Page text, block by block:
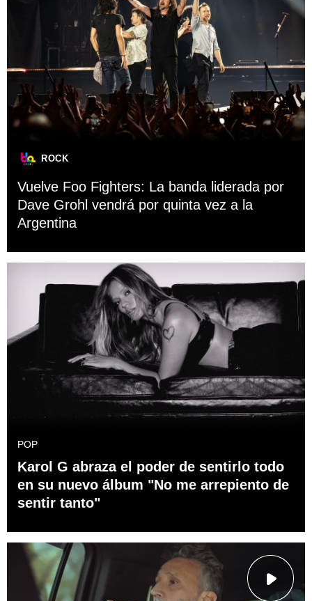
ROCK
Vuelve Foo Fighters: La banda liderada por
Dave Grohl vendrá por quinta vez a la
Argentina
POP
Karol G abraza el poder de sentirlo todo
en su nuevo álbum "No me arrepiento de
sentir tanto"